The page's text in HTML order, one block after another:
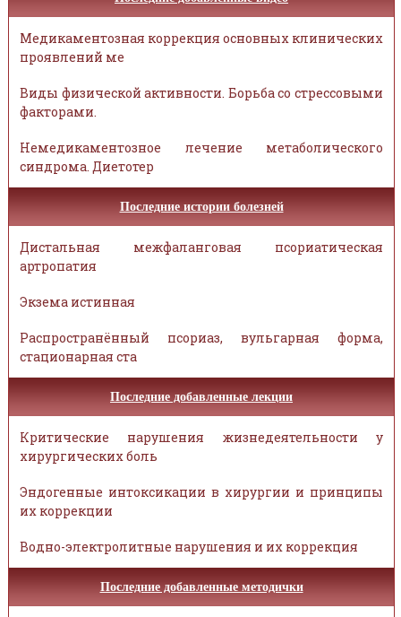
Медикаментозная коррекция основных клинических
проявлений ме
Виды физической активности. Борьба со стрессовыми
факторами.
Немедикаментозное лечение метаболического
синдрома. Диетотер
Последние истории болезней
Дистальная межфаланговая псориатическая
артропатия
Экзема истинная
Распространённый псориаз, вульгарная форма,
стационарная ста
Последние добавленные лекции
Критические нарушения жизнедеятельности у
хирургических боль
Эндогенные интоксикации в хирургии и принципы
их коррекции
Водно-электролитные нарушения и их коррекция
Последние добавленные методички